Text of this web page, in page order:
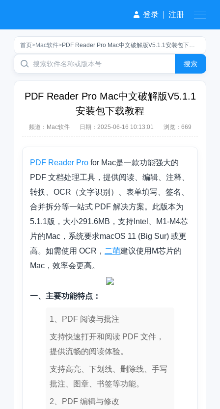
登录 注册
搜索
首页>Mac软件> PDF Reader Pro Mac中文破解版V5.1.1安装包下载教程
PDF Reader Pro Mac中文破解版V5.1.1
安装包下载教程
频道： Mac软件 日期： 2025-06-16 10:13:01 浏览：669
PDF Reader Pro for Mac是一款功能强大的
PDF 文档处理工具，提供阅读、编辑、注释、
转换、OCR（文字识别）、表单填写、签名、
合并拆分等一站式 PDF 解决方案。此版本为
5.1.1版，大小291.6MB，支持Intel、M1-M4芯
片的Mac，系统要求macOS 11 (Big Sur) 或更
高。如需使用 OCR， 二萌建议使用M芯片的
Mac，效率会更高。
一、主要功能特点：
1、PDF 阅读与批注
支持快速打开和阅读 PDF 文件，
提供流畅的阅读体验。
支持高亮、下划线、删除线、手写
批注、图章、书签等功能。
2、PDF 编辑与修改